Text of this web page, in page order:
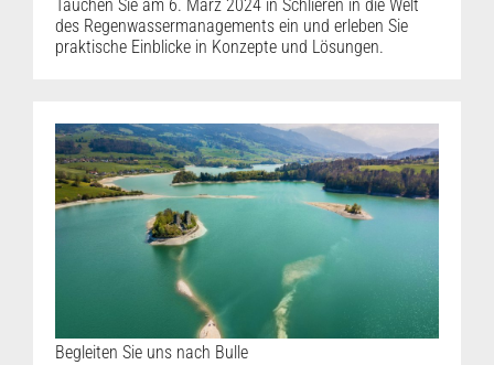
Tauchen Sie am 6. März 2024 in Schlieren in die Welt
des Regenwassermanagements ein und erleben Sie
praktische Einblicke in Konzepte und Lösungen.
Begleiten Sie uns nach Bulle